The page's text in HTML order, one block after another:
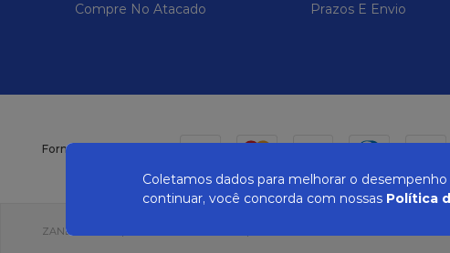
Compre No Atacado Prazos E Envio
Formas de pagamento
ZANEPAN 2022 | CNPJ: 04.319.228/0001-08 | AVENIDA MAURO MIRANDA
Coletamos dados para melhorar o
continuar, você concorda com nossas Política